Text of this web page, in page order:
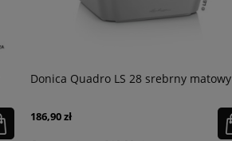
Donica Quadro LS 28 srebrny matowy
186,90 zł